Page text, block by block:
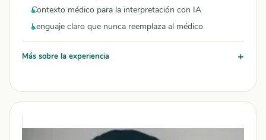
Contexto médico para la interpretación con IA
Lenguaje claro que nunca reemplaza al médico
Más sobre la experiencia